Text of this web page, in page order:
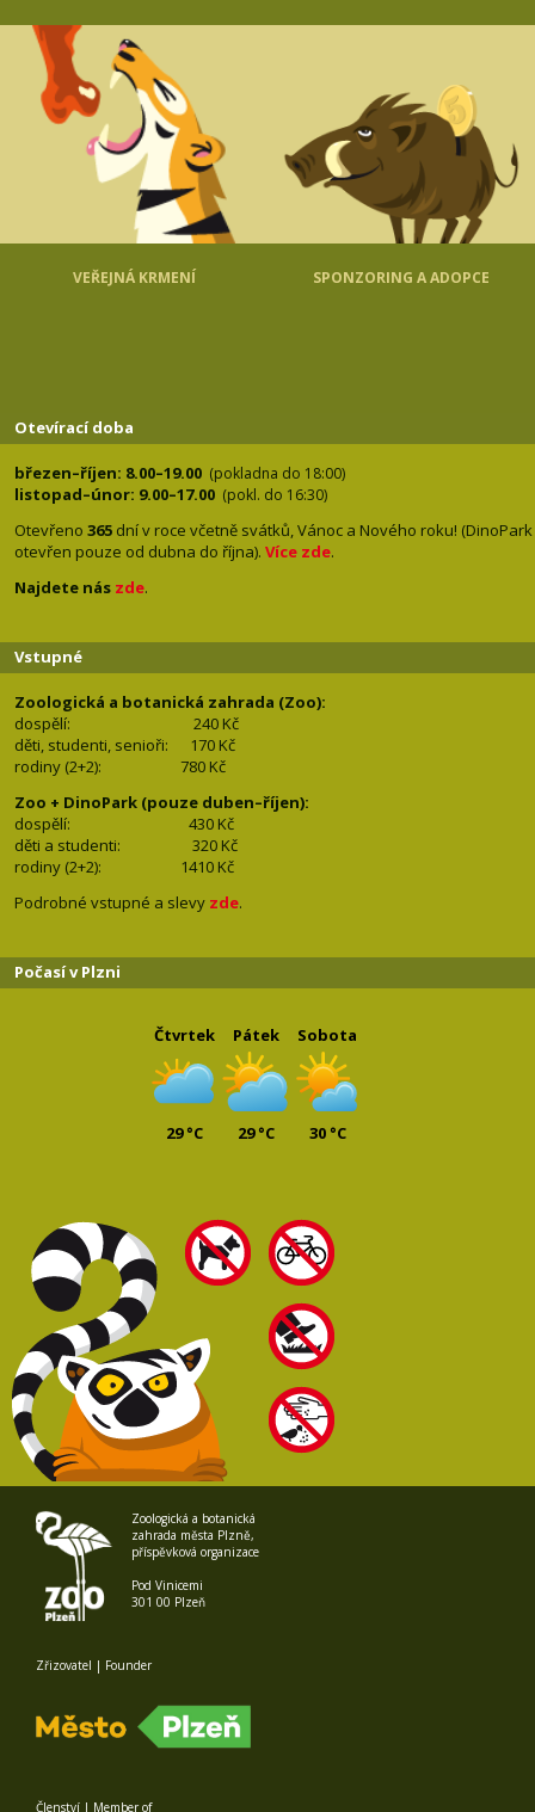
VEŘEJNÁ KRMENÍ SPONZORING A ADOPCE
Otevírací doba
březen–říjen: 8.00–19.00 (pokladna do 18:00)
listopad–únor: 9.00–17.00 (pokl. do 16:30)
Otevřeno 365 dní v roce včetně svátků, Vánoc a Nového roku! (DinoPark
otevřen pouze od dubna do října). Více zde.
Najdete nás zde.
Vstupné
Zoologická a botanická zahrada (Zoo):
dospělí:
240 Kč
děti, studenti, senioři: 170 Kč
rodiny (2+2): 780 Kč
Zoo + DinoPark (pouze duben–říjen):
dospělí: 430 Kč
děti a studenti: 320 Kč
rodiny (2+2): 1410 Kč
Podrobné vstupné a slevy zde.
Počasí v Plzni
Čtvrtek
29 °C
Pátek
29 °C
Sobota
30 °C
Zoologická a botanická
zahrada města Plzně,
příspěvková organizace
Pod Vinicemi
301 00 Plzeň
Zřizovatel | Founder
Členství | Member of